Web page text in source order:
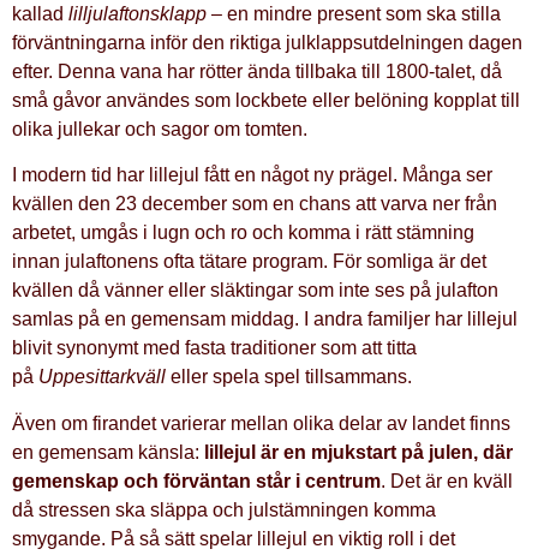
kallad lilljulaftonsklapp – en mindre present som ska stilla
förväntningarna inför den riktiga julklappsutdelningen dagen
efter. Denna vana har rötter ända tillbaka till 1800-talet, då
små gåvor användes som lockbete eller belöning kopplat till
olika jullekar och sagor om tomten.
I modern tid har lillejul fått en något ny prägel. Många ser
kvällen den 23 december som en chans att varva ner från
arbetet, umgås i lugn och ro och komma i rätt stämning
innan julaftonens ofta tätare program. För somliga är det
kvällen då vänner eller släktingar som inte ses på julafton
samlas på en gemensam middag. I andra familjer har lillejul
blivit synonymt med fasta traditioner som att titta
på Uppesittarkväll eller spela spel tillsammans.
Även om firandet varierar mellan olika delar av landet finns
en gemensam känsla: lillejul är en mjukstart på julen, där
gemenskap och förväntan står i centrum. Det är en kväll
då stressen ska släppa och julstämningen komma
smygande. På så sätt spelar lillejul en viktig roll i det